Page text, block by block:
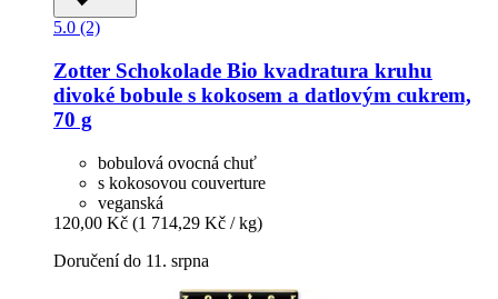
5.0 (2)
Zotter Schokolade Bio kvadratura kruhu
divoké bobule s kokosem a datlovým cukrem,
70 g
bobulová ovocná chuť
s kokosovou couverture
veganská
120,00 Kč (1 714,29 Kč / kg)
Doručení do 11. srpna